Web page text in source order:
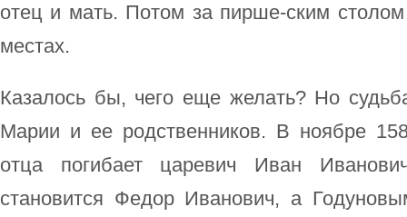
отец и мать. Потом за пирше-ским
местах.
Казалось бы, чего еще желать? Но
Марии и ее родственников. В ноябре
отца погибает царевич Иван
становится Федор Иванович, а